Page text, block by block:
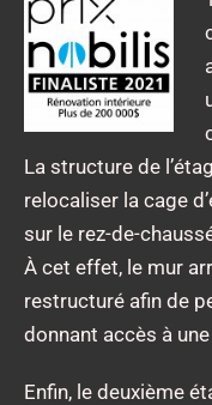
La structure de
relocaliser la cage
sur le rez-de-
À cet effet, le mur
restructuré afin de
donnant accès à
Enfin, le deuxième